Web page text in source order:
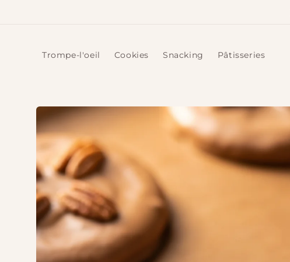
Trompe-l'oeil Cookies Snacking Pâtisseries
Passer aux
informations
produits